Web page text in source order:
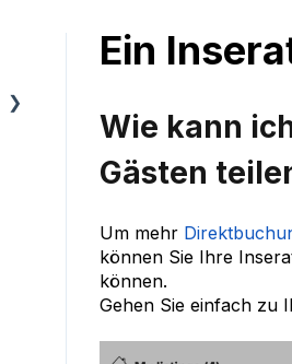
Ein
Wie kann
Gästen
Um mehr
können Sie Ihre
können.
Gehen Sie einfach zu